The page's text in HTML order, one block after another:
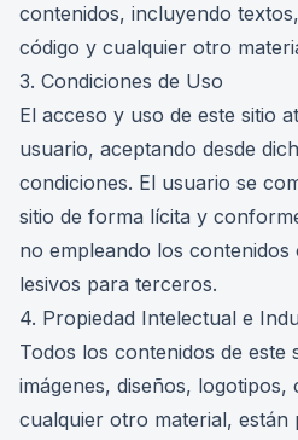
contenidos, incluyendo
código y cualquier otro
3. Condiciones de Uso
El acceso y uso de este sitio
usuario, aceptando desde
condiciones. El usuario se
sitio de forma lícita y
no empleando los
lesivos para terceros.
4. Propiedad Intelectual e
Todos los contenidos de este
imágenes, diseños, logotipos,
cualquier otro material, están